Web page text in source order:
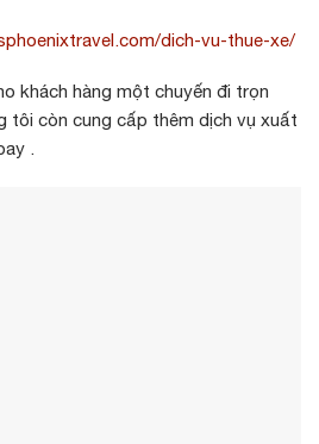
dich-vu-thue-xe/
khách hàng một chuyến đi trọn
tôi còn cung cấp thêm dịch vụ xuất
.